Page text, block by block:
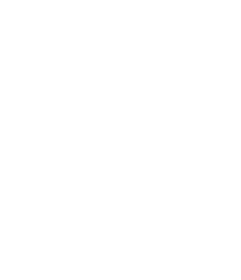
verehren, erst ermorden und dann uns an die Wand hängen – weil etwas
eingesetzt werden.